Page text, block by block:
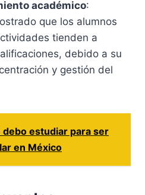
académico:
que los alumnos
tienden a
debido a su
y gestión del
debo estudiar para ser
en México